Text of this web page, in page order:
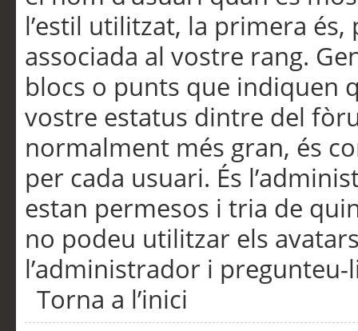
l’estil utilitzat, la primera
associada al vostre rang.
blocs o punts que indiquen
vostre estatus dintre del
normalment més gran, és
per cada usuari. És
estan permesos i tria de
no podeu utilitzar els
l’administrador i pregunteu-
Torna a l’inici